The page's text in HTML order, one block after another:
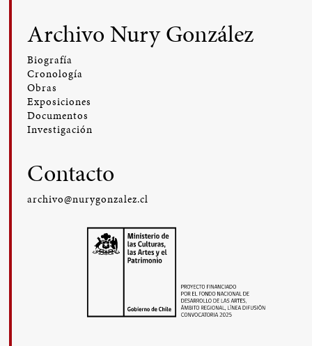
Archivo Nury González
Biografía
Cronología
Obras
Exposiciones
Documentos
Investigación
Contacto
archivo@nurygonzalez.cl